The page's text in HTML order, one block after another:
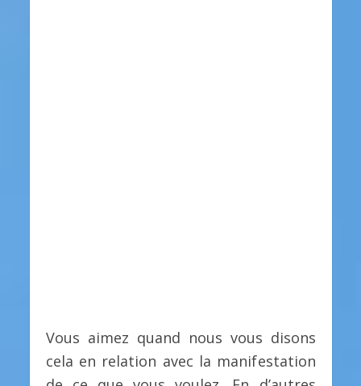
Vous aimez quand nous vous disons
cela en relation avec la manifestation